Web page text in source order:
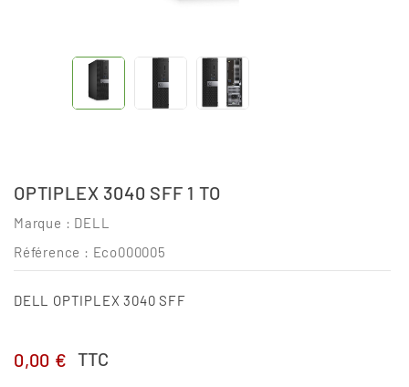
OPTIPLEX 3040 SFF 1 TO
Marque : DELL
Référence : Eco000005
DELL OPTIPLEX 3040 SFF
0,00 € TTC